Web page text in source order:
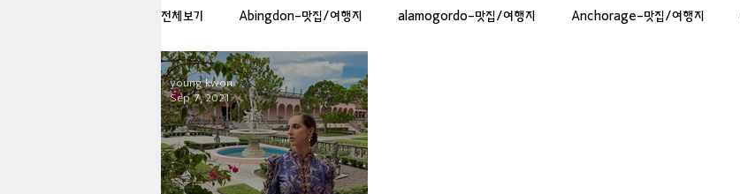
전체보기 Abingdon-맛집/여행지 alamogordo-맛집/여행지 Anchorage-맛집/여행지
Arlington-맛집/여행지 Arlington-맛집/여행지
Badlands-맛집/여행지 Baltimore-맛집/여행지
young kwon
Sep 7, 2021